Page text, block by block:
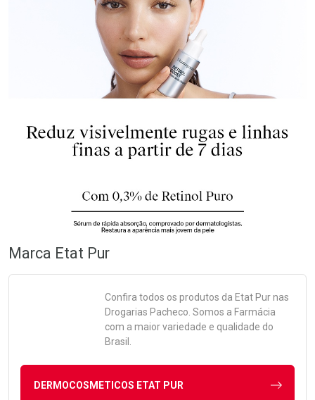
Marca Etat Pur
Confira todos os produtos da Etat Purnas
Drogarias Pacheco. Somos a Farmácia
com a maior variedade e qualidade do
Brasil.
DERMOCOSMETICOS ETAT PUR